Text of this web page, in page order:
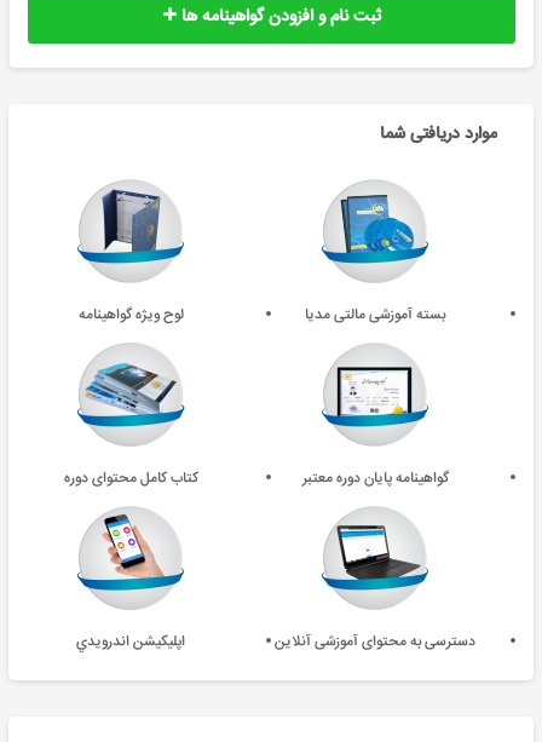
ثبت نام و افزودن گواهینامه ها
موارد دریافتی شما
بسته آموزشی مالتی مدیا لوح ویژه گواهینامه
گواهینامه پایان دوره معتبر کتاب کامل محتوای دوره
دسترسی به محتوای آموزشی آنلاین اپليکيشن اندرويدي